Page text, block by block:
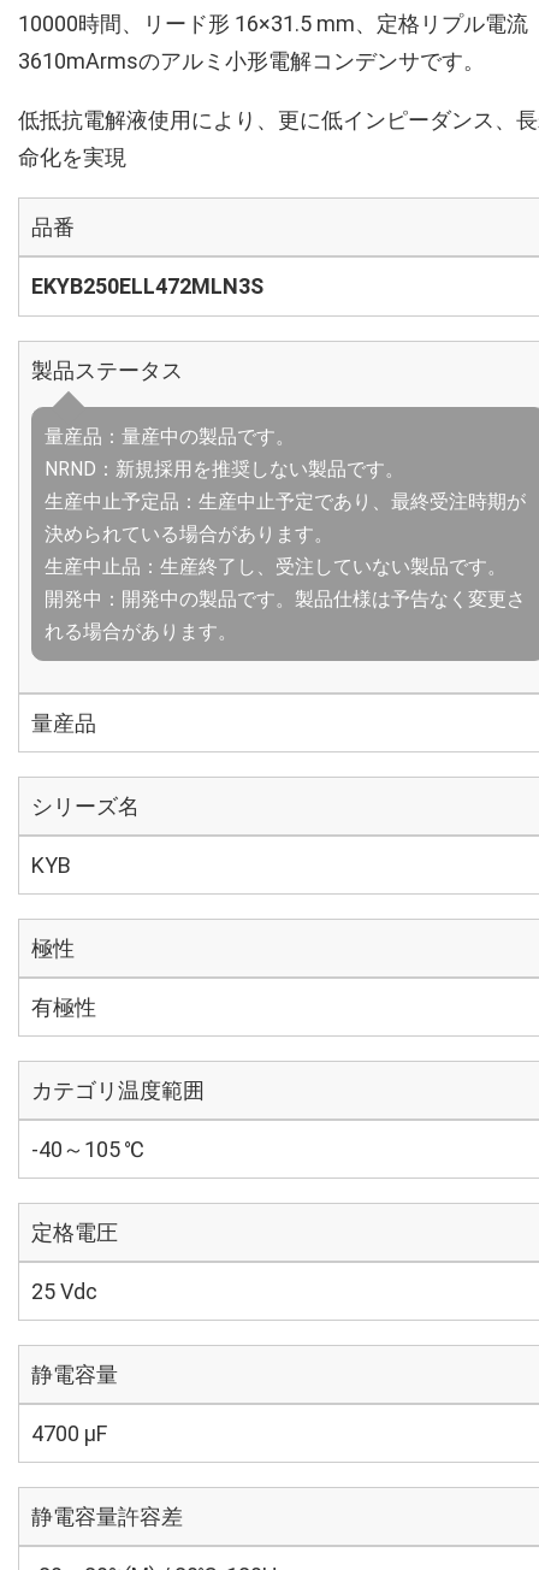
10000時間、リード形 16×31.5 mm、定格リプル電流
3610mArmsのアルミ小形電解コンデンサです。
低抵抗電解液使用により、更に低インピーダンス、
命化を実現
品番
EKYB250ELL472MLN3S
製品ステータス
量産品：量産中の製品です。
NRND：新規採用を推奨しない製品です。
生産中止予定品：生産中止予定であり、最終受注時期が
決められている場合があります。
生産中止品：生産終了し、受注していない製品です。
開発中：開発中の製品です。製品仕様は予告なく変更さ
れる場合があります。
量産品
シリーズ名
KYB
極性
有極性
カテゴリ温度範囲
-40～105 ℃
定格電圧
25 Vdc
静電容量
4700 µF
静電容量許容差